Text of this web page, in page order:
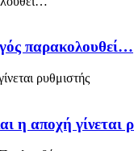
παρακολουθεί…
η αποχή γίνεται